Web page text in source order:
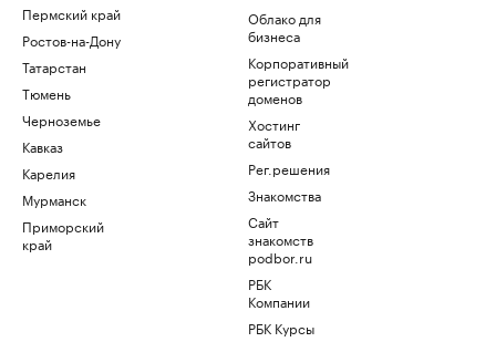
Пермский край
Ростов-на-Дону
Татарстан
Тюмень
Черноземье
Кавказ
Карелия
Мурманск
Приморский
край
Облако для
бизнеса
Корпоративный
регистратор
доменов
Хостинг
сайтов
Рег.решения
Знакомства
Сайт
знакомств
podbor.ru
РБК
Компании
РБК Курсы